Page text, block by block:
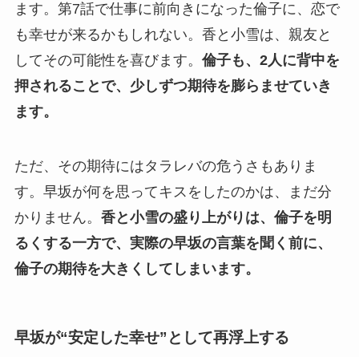
ます。第7話で仕事に前向きになった倫子に、恋で
も幸せが来るかもしれない。香と小雪は、親友と
してその可能性を喜びます。 倫子も、2人に背中を
押されることで、少しずつ期待を膨らませていき
ます。
ただ、その期待にはタラレバの危うさもありま
す。早坂が何を思ってキスをしたのかは、まだ分
かりません。 香と小雪の盛り上がりは、倫子を明
るくする一方で、実際の早坂の言葉を聞く前に、
倫子の期待を大きくしてしまいます。
早坂が“安定した幸せ”として再浮上する